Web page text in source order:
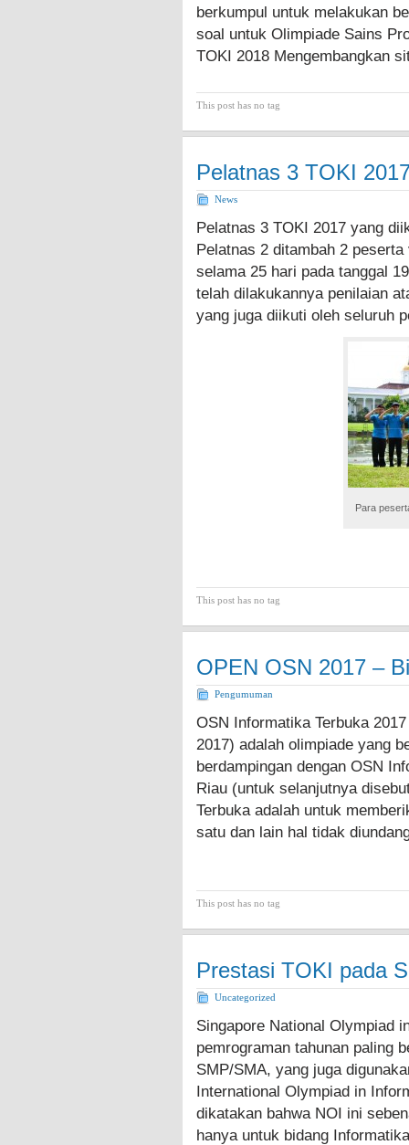
berkumpul untuk melakukan
soal untuk Olimpiade Sains
TOKI 2018 Mengembangkan
This post has no tag
Pelatnas 3 TOKI
News
Pelatnas 3 TOKI 2017 yang
Pelatnas 2 ditambah 2
selama 25 hari pada tanggal
telah dilakukannya penilaian
yang juga diikuti oleh seluruh
Para
This post has no tag
OPEN OSN 2017 –
Pengumuman
OSN Informatika Terbuka
2017) adalah olimpiade yang
berdampingan dengan OSN
Riau (untuk selanjutnya
Terbuka adalah untuk
satu dan lain hal tidak
This post has no tag
Prestasi TOKI pada
Uncategorized
Singapore National Olympiad
pemrograman tahunan paling
SMP/SMA, yang juga
International Olympiad in
dikatakan bahwa NOI ini
hanya untuk bidang